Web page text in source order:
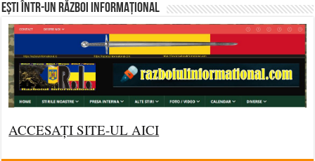
Ești într-un RĂZBOI INFORMAȚIONAL
ACCESAȚI SITE-UL AICI